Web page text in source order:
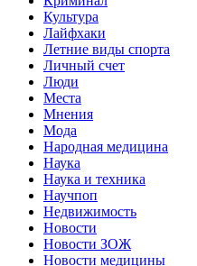
Культура
Лайфхаки
Летние виды спорта
Личный счет
Люди
Места
Мнения
Мода
Народная медицина
Наука
Наука и техника
Научпоп
Недвижимость
Новости
Новости ЗОЖ
Новости медицины